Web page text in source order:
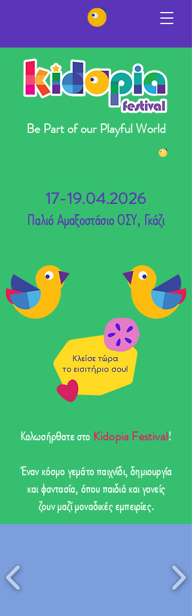
Be Part of our Playful World
17-19.04.2026
Παλιό Αμαξοστάσιο ΟΣΥ, Γκάζι
Καλωσήρθατε στο Kidopia Festival!
Έναν κόσμο γεμάτο παιχνίδι, δημιουργία
και φαντασία, όπου παιδιά και γονείς
ζουν μαζί μοναδικές εμπειρίες.